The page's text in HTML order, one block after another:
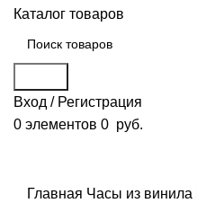
Каталог товаров
Вход / Регистрация
0 элементов 0 руб.
Главная Часы из винила